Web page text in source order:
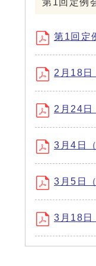
第1回定例
第1回定
2月18
2月24
3月4日
3月5日
3月18